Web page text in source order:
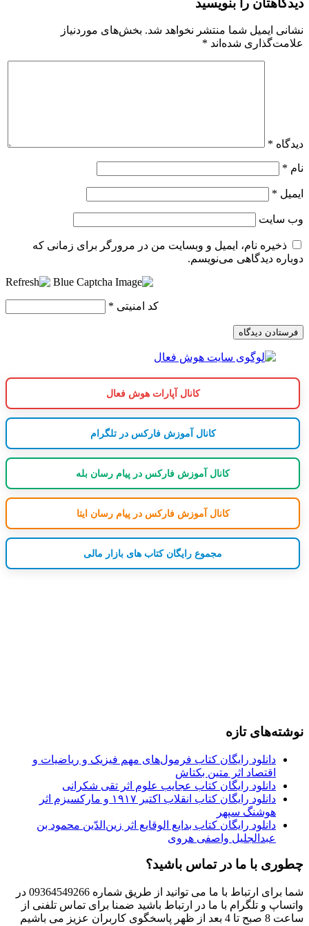
نشانی ایمیل شما منتشر نخواهد شد. بخش‌های موردنیاز
علامت‌گذاری شده‌اند *
دیدگاه *
نام *
ایمیل *
وب‌ سایت
ذخیره نام، ایمیل و وبسایت من در مرورگر برای زمانی که
دوباره دیدگاهی می‌نویسم.
کد امنیتی *
کانال آپارات هوش فعال
کانال آموزش فارکس در تلگرام
کانال آموزش فارکس در پیام رسان بله
کانال آموزش فارکس در پیام رسان ایتا
مجموع رایگان کتاب های بازار مالی
نوشته‌های تازه
دانلود رایگان کتاب فرمول‌های مهم فیزیک و ریاضیات و
اقتصاد اثر متین بکتاش
دانلود رایگان کتاب عجایب علوم اثر تقی شکرانی
دانلود رایگان کتاب انقلاب اکتبر ۱۹۱۷ و مارکسیزم اثر
هوشنگ سپهر
دانلود رایگان کتاب بدایع الوقایع اثر زین‌الدّین محمود بن
عبدالجلیل واصفی هروی
چطوری با ما در تماس باشید؟
شما برای ارتباط با ما می توانید از طریق شماره 09364549266 در
واتساپ و تلگرام با ما در ارتباط باشید ضمنا برای تماس تلفنی از
ساعت 8 صبح تا 4 بعد از ظهر پاسخگوی کاربران عزیز می باشیم